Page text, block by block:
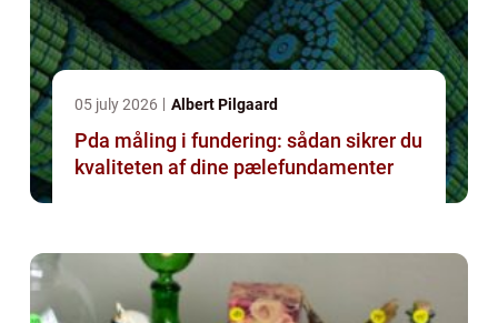
05 july 2026 Albert Pilgaard
Pda måling i fundering: sådan sikrer du
kvaliteten af dine pælefundamenter